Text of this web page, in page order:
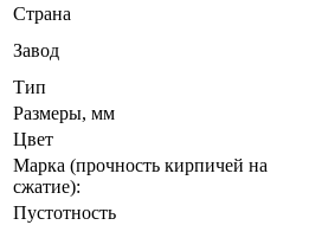
Страна
Завод
Тип
Размеры, мм
Цвет
Марка (прочность кирпичей на
сжатие):
Пустотность